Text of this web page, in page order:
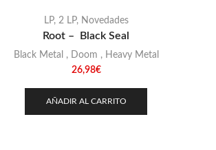
LP, 2 LP, Novedades
Root – Black Seal
Black Metal , Doom , Heavy Metal
26,98€
AÑADIR AL CARRITO